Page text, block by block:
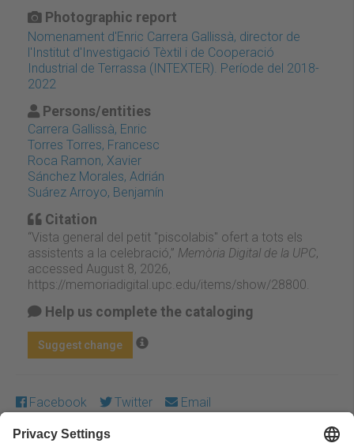
Photographic report
Nomenament d'Enric Carrera Gallissà, director de
l'Institut d'Investigació Tèxtil i de Cooperació
Industrial de Terrassa (INTEXTER). Període del 2018-
2022
Persons/entities
Carrera Gallissà, Enric
Torres Torres, Francesc
Roca Ramon, Xavier
Sánchez Morales, Adrián
Suárez Arroyo, Benjamín
Citation
“Vista general del petit "piscolabis" ofert a tots els
assistents a la celebració,” Memòria Digital de la UPC,
accessed August 8, 2026,
https://memoriadigital.upc.edu/items/show/28800
Help us complete the cataloging
Suggest change
Facebook Twitter Email